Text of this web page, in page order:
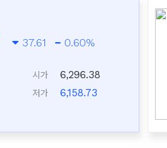
37.61 0.60%
시가 6,296.38
저가 6,158.73